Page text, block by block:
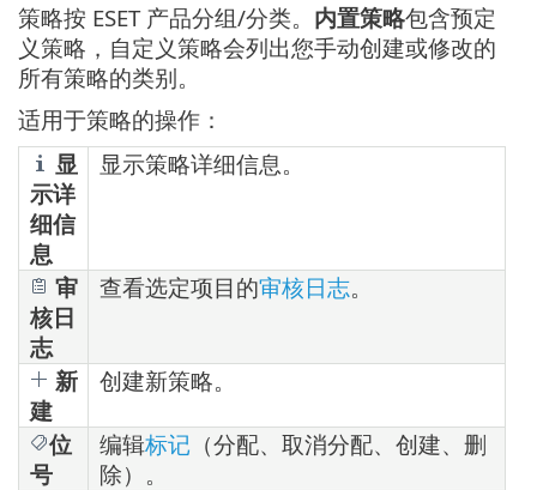
策略按 ESET 产品分组/分类。 内置策略包含预定
义策略，自定义策略会列出您手动创建或修改的
所有策略的类别。
适用于策略的操作：
显
示详
细信
息
显示策略详细信息。
审
核日
志
查看选定项目的审核日志。
新
建
创建新策略。
位
号
编辑标记 （分配、取消分配、创建、删
除）。